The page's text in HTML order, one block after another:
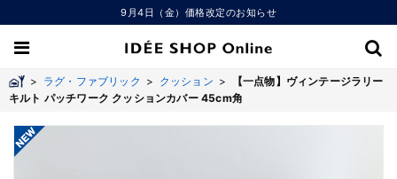
9月4日（金）価格改定のお知らせ
> ラグ・ファブリック > クッション >
【一点物】ヴィンテージラリー
キルト パッチワーク クッションカバー 45cm角